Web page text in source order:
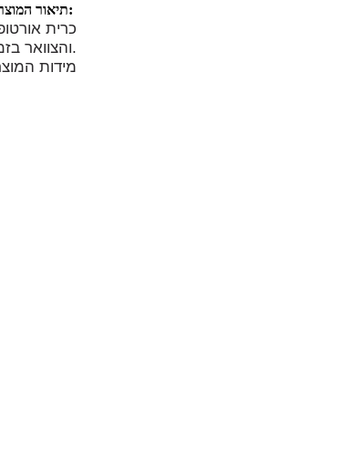
תיאור המוצר:
כרית
והצוואר בזמן ישיבה, לחצן סגירה לתפיסה על תיק, מתאים לנסיעות.
מידות